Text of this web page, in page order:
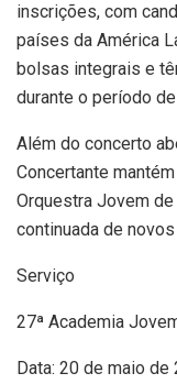
inscrições, com
países da América
bolsas integrais e
durante o período
Além do concerto
Concertante
Orquestra Jovem
continuada de
Serviço
27ª Academia
Data: 20 de maio de